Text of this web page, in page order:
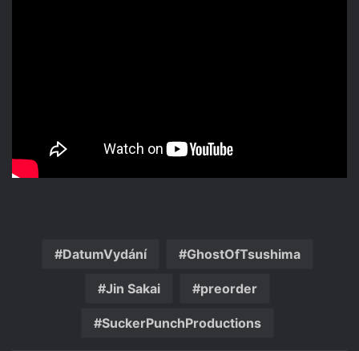
DatumVydání GhostOfTsushima
Jin Sakai preorder
SuckerPunchProductions